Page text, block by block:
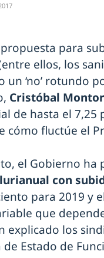
para
ellos, los
un ‘no’ rotundo
Cristóbal
de hasta el
cómo fluctúe el
el Gobierno ha
con
para 2019 y
que
explicado los
Estado de